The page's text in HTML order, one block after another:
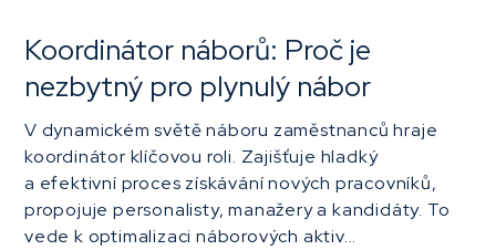
Koordinátor náborů: Proč je
nezbytný pro plynulý nábor
V dynamickém světě náboru zaměstnanců hraje
koordinátor klíčovou roli. Zajišťuje hladký
a efektivní proces získávání nových pracovníků,
propojuje personalisty, manažery a kandidáty. To
vede k optimalizaci náborových aktiv...